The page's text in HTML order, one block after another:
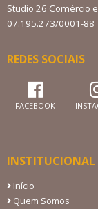
Studio 26 Comércio
07.195.273/0001-88
REDES SOCIAIS
FACEBOOK
INSTITUCIONAL
Início
Quem Somos